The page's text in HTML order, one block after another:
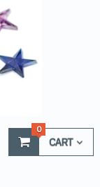
CART
0